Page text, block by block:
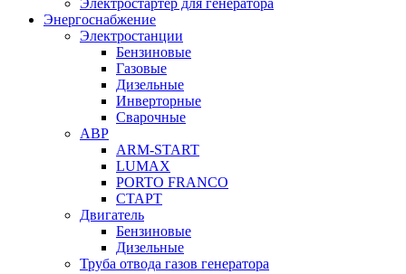
Электростартер для генератора
Энергоснабжение
Электростанции
Бензиновые
Газовые
Дизельные
Инверторные
Сварочные
АВР
ARM-START
LUMAX
PORTO FRANCO
СТАРТ
Двигатель
Бензиновые
Дизельные
Труба отвода газов генератора